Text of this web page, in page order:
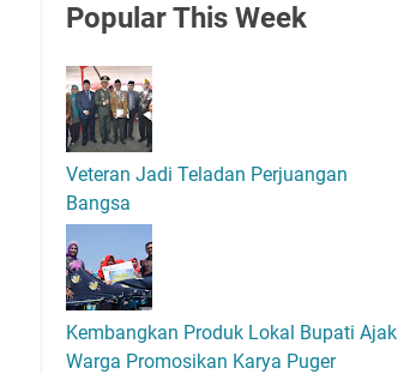
PopularThis Week
Veteran Jadi Teladan Perjuangan
Bangsa
Kembangkan Produk Lokal Bupati Ajak
Warga Promosikan Karya Puger